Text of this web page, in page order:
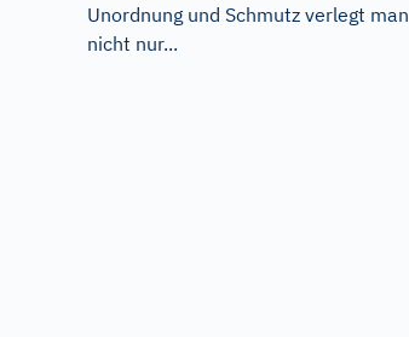
Unordnung und Schmutz verlegt man
nicht nur...